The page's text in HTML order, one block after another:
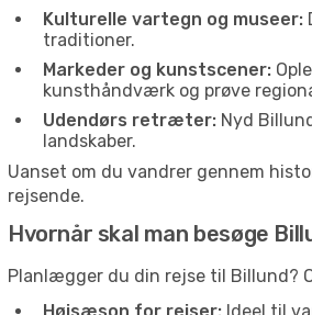
Kulturelle vartegn og museer:
traditioner.
Markeder og kunstscener:
kunsthåndværk og prøve
Udendørs retræter: Nyd
landskaber.
Uanset om du vandrer gennem
rejsende.
Hvornår skal man besøge
Planlægger du din rejse til Billund?